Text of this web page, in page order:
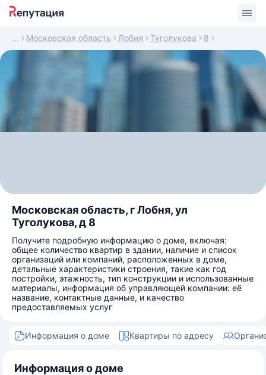
Московская область Лобня Туголукова 8
Московская область, г Лобня, ул
Туголукова, д 8
Получите подробную информацию о доме, включая:
общее количество квартир в здании, наличие и список
организаций или компаний, расположенных в доме,
детальные характеристики строения, такие как год
постройки, этажность, тип конструкции и использованные
материалы, информация об управляющей компании: её
название, контактные данные, и качество
предоставляемых услуг
Информация о доме Квартиры по адресу
Информация о доме